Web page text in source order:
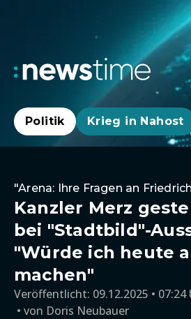
Politik Krieg in Nahost
"Arena: Ihre Fragen an
Kanzler Merz
bei "Stadtbild"-
"Würde ich heute
machen"
Veröffentlicht: 09.12.2025 • 07:24
von Doris Neubauer